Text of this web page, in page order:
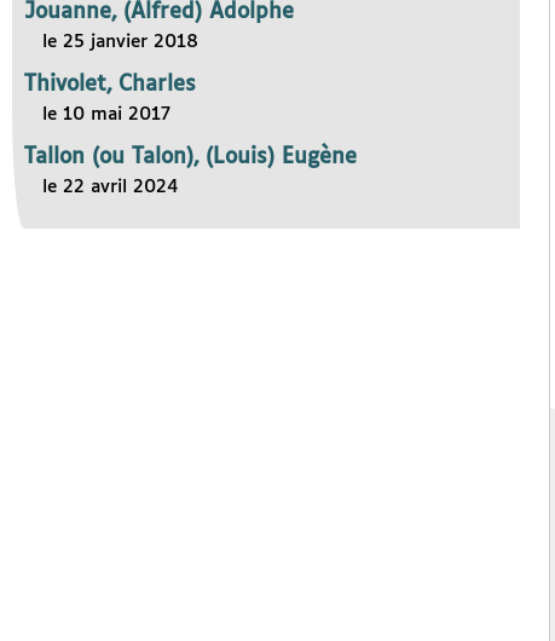
Jouanne, (Alfred) Adolphe
le 25 janvier 2018
Thivolet, Charles
le 10 mai 2017
Tallon (ou Talon), (Louis) Eugène
le 22 avril 2024